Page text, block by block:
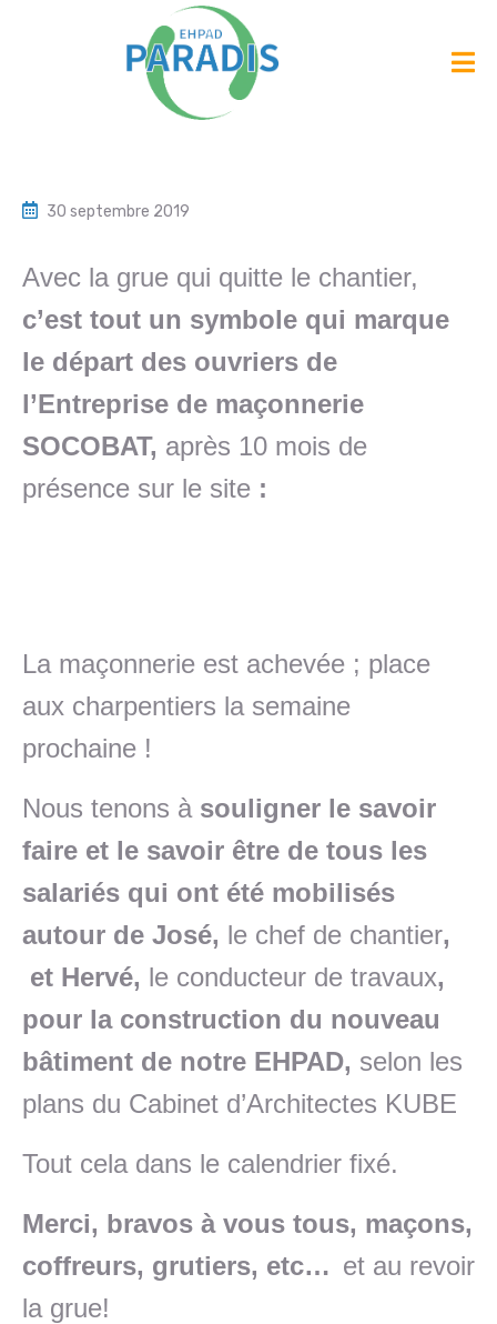
30 septembre 2019
Avec la grue qui quitte le chantier,
c’est tout un symbole qui marque
le départ des ouvriers de
l’Entreprise de maçonnerie
SOCOBAT, après 10 mois de
présence sur le site :
La maçonnerie est achevée ; place
aux charpentiers la semaine
prochaine !
Nous tenons à souligner le savoir
faire et le savoir être de tous les
salariés qui ont été mobilisés
autour de José, le chef de chantier,
et Hervé, le conducteur de travaux,
pour la construction du nouveau
bâtiment de notre EHPAD, selon les
plans du Cabinet d’Architectes KUBE
Tout cela dans le calendrier fixé.
Merci, bravos à vous tous, maçons,
coffreurs, grutiers, etc… et au revoir
la grue!